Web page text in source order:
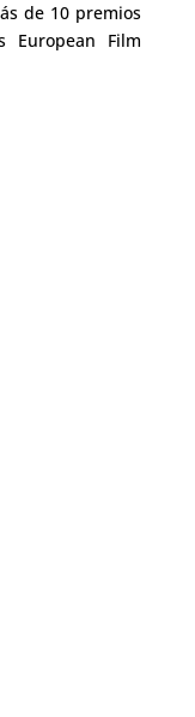
de 10 premios
European Film